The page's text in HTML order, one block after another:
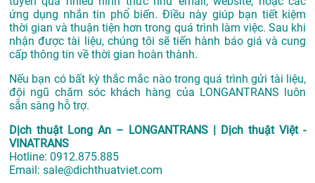
ứng dụng nhắn tin phổ biến. Điều này giúp bạn tiết kiệm
thời gian và thuận tiện hơn trong quá trình làm việc. Sau khi
nhận được tài liệu, chúng tôi sẽ tiến hành báo giá và cung
cấp thông tin về thời gian hoàn thành.
Nếu bạn có bất kỳ thắc mắc nào trong quá trình gửi tài liệu,
đội ngũ chăm sóc khách hàng của LONGANTRANS luôn
sẵn sàng hỗ trợ.
Dịch thuật Long An – LONGANTRANS | Dịch thuật Việt -
VINATRANS
Hotline: 0912.875.885
Email: sale@dichthuatviet.com